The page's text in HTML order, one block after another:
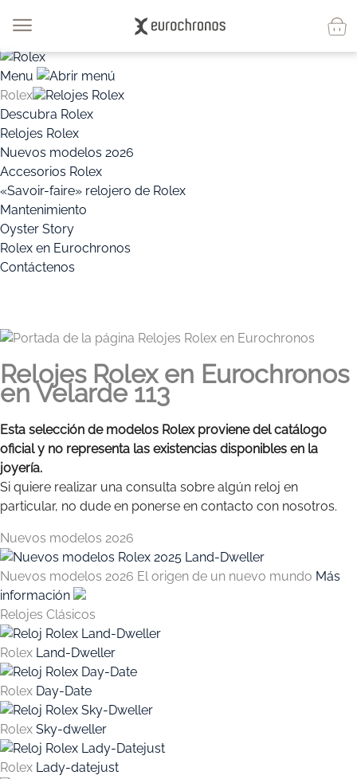
Menu
Rolex
Relojes Rolex
Descubra Rolex
Relojes Rolex
Nuevos modelos 2026
Accesorios Rolex
«Savoir-faire» relojero de Rolex
Mantenimiento
Oyster Story
Rolex en Eurochronos
Contáctenos
Relojes Rolex en Eurochronos
en Velarde 113
Esta selección de modelos Rolex proviene del catálogo
oficial y no representa las existencias disponibles en la
joyería.
Si quiere realizar una consulta sobre algún reloj en
particular, no dude en ponerse en contacto con nosotros.
Nuevos modelos 2026
Nuevos modelos 2026 El origen de un nuevo mundo Más
información
Relojes Clásicos
Rolex Land-Dweller
Rolex Day-Date
Rolex Sky-dweller
Rolex Lady-datejust